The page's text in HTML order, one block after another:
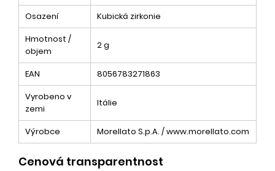
Osazení
Kubická zirkonie
Hmotnost /
objem
2 g
EAN
8056783271863
Vyrobeno v
zemi
Itálie
Výrobce Morellato S.p.A. / www.morellato.com
Cenová transparentnost